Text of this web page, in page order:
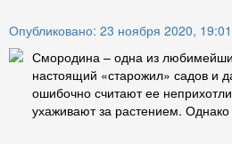
Опубликовано: 23 ноября 2020, 19:01
Смородина – одна из
настоящий «старожил» садов и
ошибочно считают ее
ухаживают за растением.